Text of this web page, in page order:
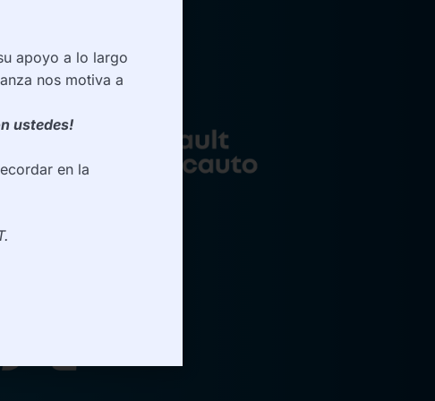
apoyo a lo largo
nos motiva a
ustedes!
en la